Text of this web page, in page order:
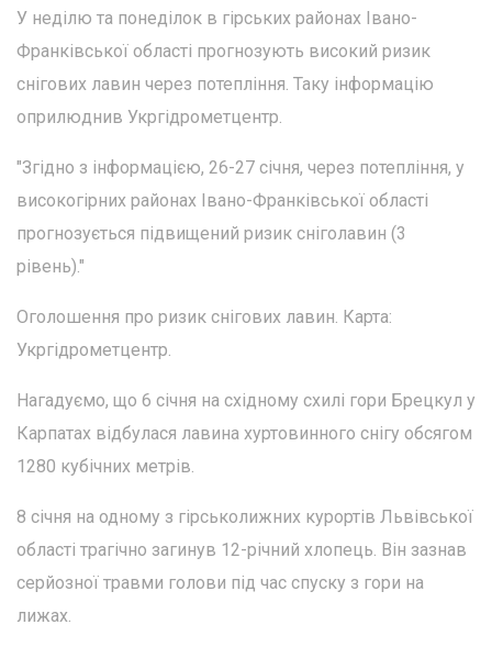
У неділю та понеділок в гірських районах Івано-
Франківської області прогнозують високий ризик
снігових лавин через потепління. Таку інформацію
оприлюднив Укргідрометцентр.
"Згідно з інформацією, 26-27 січня, через потепління, у
високогірних районах Івано-Франківської області
прогнозується підвищений ризик сніголавин (3
рівень)."
Оголошення про ризик снігових лавин. Карта:
Укргідрометцентр.
Нагадуємо, що 6 січня на східному схилі гори Брецкул у
Карпатах відбулася лавина хуртовинного снігу обсягом
1280 кубічних метрів.
8 січня на одному з гірськолижних курортів Львівської
області трагічно загинув 12-річний хлопець. Він зазнав
серйозної травми голови під час спуску з гори на
лижах.